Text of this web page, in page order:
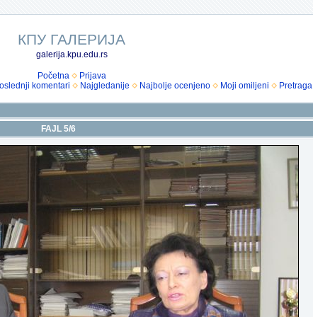
КПУ ГАЛЕРИЈА
galerija.kpu.edu.rs
Početna
Prijava
komentari Najgledanije Najbolje ocenjeno Moji omiljeni Pretraga
FAJL 5/6